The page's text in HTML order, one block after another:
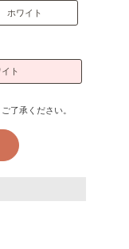
ホワイト
ト
了承ください。